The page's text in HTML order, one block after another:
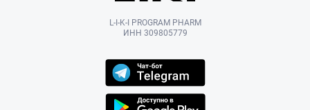
L-I-K-I PROGRAM PHARM
ИНН 309805779